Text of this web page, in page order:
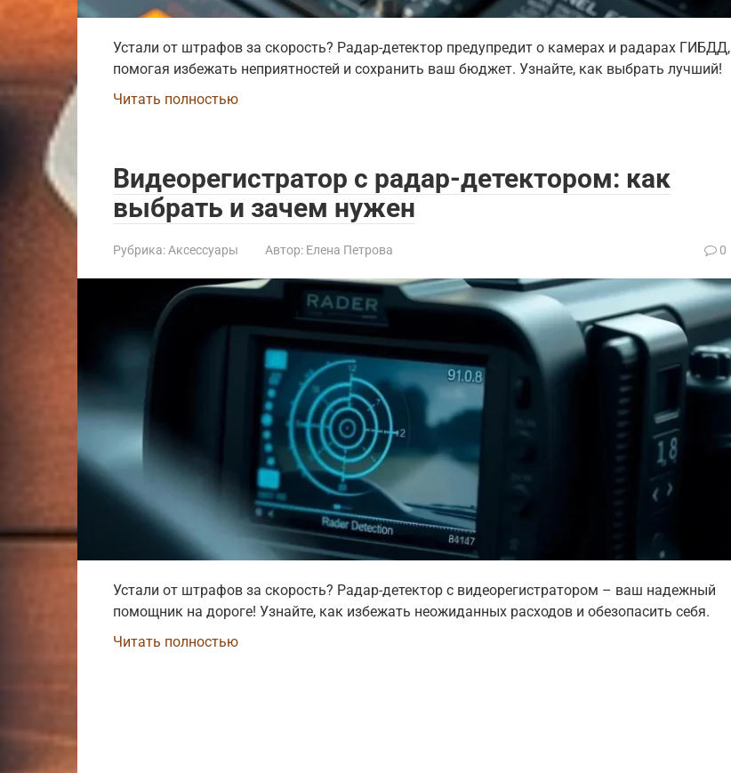
Устали от штрафов за скорость? Радар-детектор предупредит о камерах и радарах ГИБДД,
помогая избежать неприятностей и сохранить ваш бюджет. Узнайте, как выбрать лучший!
Читать полностью
Видеорегистратор с радар-детектором: как
выбрать и зачем нужен
Рубрика:Аксессуары Автор: Елена Петрова 0
Устали от штрафов за скорость? Радар-детектор с видеорегистратором – ваш надежный
помощник на дороге! Узнайте, как избежать неожиданных расходов и обезопасить себя.
Читать полностью